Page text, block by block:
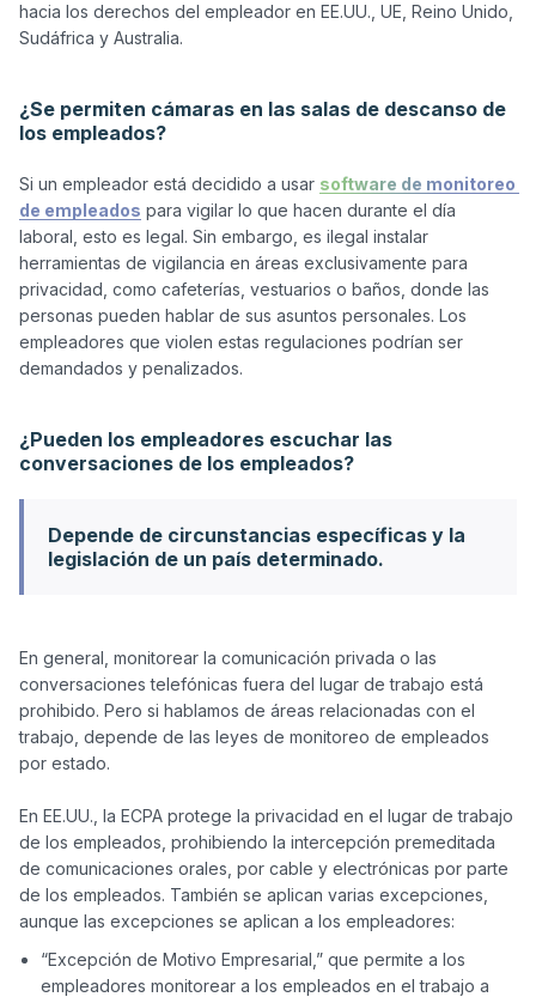
hacia los derechos del empleador en EE.UU., UE, Reino Unido,
Sudáfrica y Australia.
¿Se permiten cámaras en las salas de descanso de
los empleados?
Si un empleador está decidido a usar software de monitoreo
de empleados para vigilar lo que hacen durante el día
laboral, esto es legal. Sin embargo, es ilegal instalar
herramientas de vigilancia en áreas exclusivamente para
privacidad, como cafeterías, vestuarios o baños, donde las
personas pueden hablar de sus asuntos personales. Los
empleadores que violen estas regulaciones podrían ser
demandados y penalizados.
¿Pueden los empleadores escuchar las
conversaciones de los empleados?
Depende de circunstancias específicas y la
legislación de un país determinado.
En general, monitorear la comunicación privada o las
conversaciones telefónicas fuera del lugar de trabajo está
prohibido. Pero si hablamos de áreas relacionadas con el
trabajo, depende de las leyes de monitoreo de empleados
por estado.
En EE.UU., la ECPA protege la privacidad en el lugar de trabajo
de los empleados, prohibiendo la intercepción premeditada
de comunicaciones orales, por cable y electrónicas por parte
de los empleados. También se aplican varias excepciones,
“Excepción de Motivo Empresarial,” que permite a los
empleadores monitorear a los empleados en el trabajo a